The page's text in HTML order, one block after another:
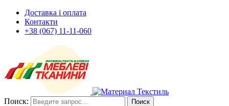
Доставка і оплата
Контакти
+38 (067) 11-11-060
Поиск: Поиск